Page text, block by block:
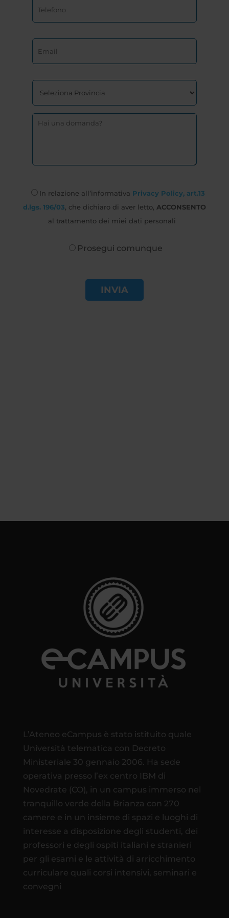
In relazione all’informativa Privacy Policy, art.13
d.lgs. 196/03, che dichiaro di aver letto, ACCONSENTO
al trattamento dei miei dati personali
Prosegui comunque
L’Ateneo eCampus è stato istituito quale
Università telematica con Decreto
Ministeriale 30 gennaio 2006. Ha sede
operativa presso l’ex centro IBM di
Novedrate (CO), in un campus immerso nel
tranquillo verde della Brianza con 270
camere e in un insieme di spazi e luoghi di
interesse a disposizione degli studenti, dei
professori e degli ospiti italiani e stranieri
per gli esami e le attività di arricchimento
curriculare quali corsi intensivi, seminari e
convegni